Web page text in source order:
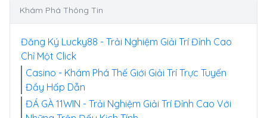
Khám Phá Thông Tin
Đăng Ký Lucky88 - Trải Nghiệm Giải Trí Đỉnh Cao
Chỉ Một Click
Casino - Khám Phá Thế Giới Giải Trí Trực Tuyến
Đầy Hấp Dẫn
ĐÁ GÀ 11WIN - Trải Nghiệm Giải Trí Đỉnh Cao Với